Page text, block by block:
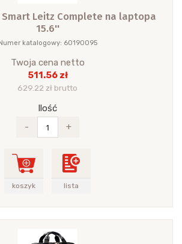
Smart Leitz Complete na laptopa
15.6''
katalogowy: 60190095
Twoja cena netto
511.56 zł
629.22 zł brutto
Ilość
-
+
koszyk lista